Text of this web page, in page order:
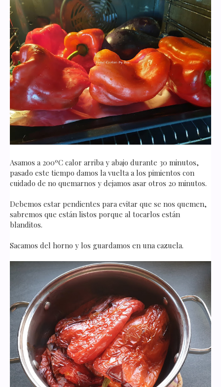
Asamos a 200ºC calor arriba y abajo durante 30 minutos,
pasado este tiempo damos la vuelta a los pimientos con
cuidado de no quemarnos y dejamos asar otros 20 minutos.
Debemos estar pendientes para evitar que se nos quemen,
sabremos que están listos porque al tocarlos están
blanditos.
Sacamos del horno y los guardamos en una cazuela.